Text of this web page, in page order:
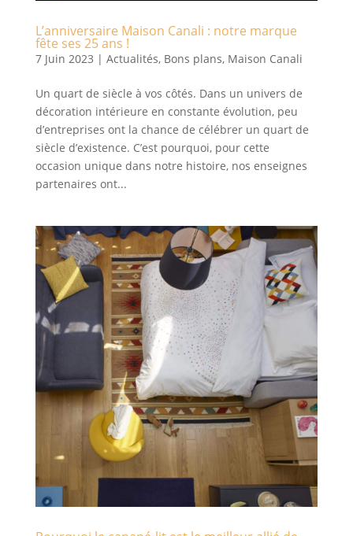
L’anniversaire Maison Canali : notre marque
fête ses 25 ans !
7 Juin 2023 | Actualités, Bons plans, Maison Canali
Un quart de siècle à vos côtés. Dans un univers de
décoration intérieure en constante évolution, peu
d’entreprises ont la chance de célébrer un quart de
siècle d’existence. C’est pourquoi, pour cette
occasion unique dans notre histoire, nos enseignes
partenaires ont...